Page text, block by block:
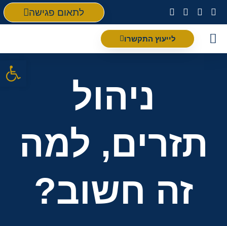
לתאום פגישה
לייעוץ התקשרו
ניהול
תזרים, למה
זה חשוב?
פתח